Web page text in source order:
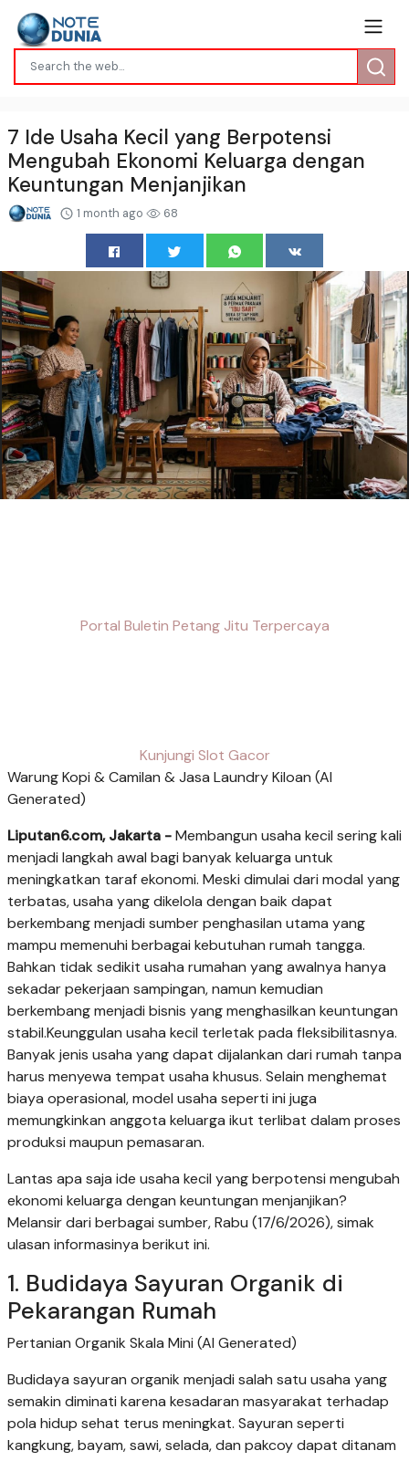
7 Ide Usaha Kecil yang Berpotensi
Mengubah Ekonomi Keluarga dengan
Keuntungan Menjanjikan
1 month ago 68
Portal Buletin Petang Jitu Terpercaya
Kunjungi Slot Gacor
Warung Kopi & Camilan & Jasa Laundry Kiloan (AI
Generated)
Liputan6.com, Jakarta -Membangun usaha kecil sering kali
menjadi langkah awal bagi banyak keluarga untuk
meningkatkan taraf ekonomi. Meski dimulai dari modal yang
terbatas, usaha yang dikelola dengan baik dapat
berkembang menjadi sumber penghasilan utama yang
mampu memenuhi berbagai kebutuhan rumah tangga.
Bahkan tidak sedikit usaha rumahan yang awalnya hanya
sekadar pekerjaan sampingan, namun kemudian
berkembang menjadi bisnis yang menghasilkan keuntungan
stabil.Keunggulan usaha kecil terletak pada fleksibilitasnya.
Banyak jenis usaha yang dapat dijalankan dari rumah tanpa
harus menyewa tempat usaha khusus. Selain menghemat
biaya operasional, model usaha seperti ini juga
memungkinkan anggota keluarga ikut terlibat dalam proses
produksi maupun pemasaran.
Lantas apa saja ide usaha kecil yang berpotensi mengubah
ekonomi keluarga dengan keuntungan menjanjikan?
Melansir dari berbagai sumber, Rabu (17/6/2026), simak
ulasan informasinya berikut ini.
1. Budidaya Sayuran Organik di
Pekarangan Rumah
Pertanian Organik Skala Mini (AI Generated)
Budidaya sayuran organik menjadi salah satu usaha yang
semakin diminati karena kesadaran masyarakat terhadap
pola hidup sehat terus meningkat. Sayuran seperti
kangkung, bayam, sawi, selada, dan pakcoy dapat ditanam